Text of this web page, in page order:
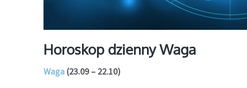
Horoskop dzienny Waga
Waga (23.09 – 22.10)